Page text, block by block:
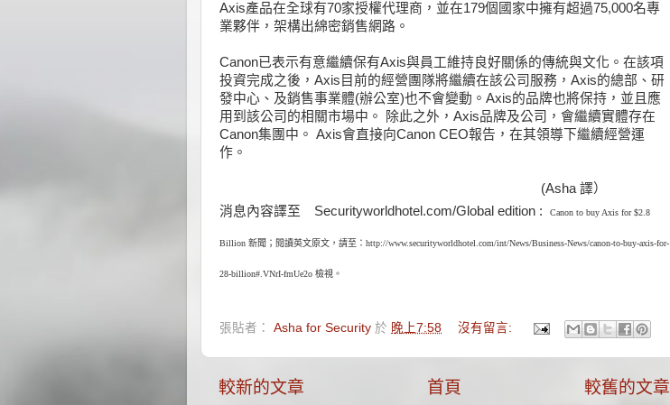
Axis產品在全球有70家授權代理商，並在179個國家中擁有超過75,000名專
業夥伴，架構出綿密銷售網路。
Canon已表示有意繼續保有Axis與員工維持良好關係的傳統與文化。在該項
投資完成之後，Axis目前的經營團隊將繼續在該公司服務，Axis的總部、研
發中心、及銷售事業體(辦公室)也不會變動。Axis的品牌也將保持，並且應
用到該公司的相關市場中。 除此之外，Axis品牌及公司，會繼續實體存在
Canon集團中。 Axis會直接向Canon CEO報告，在其領導下繼續經營運
作。
(Asha 譯）
消息內容譯至 Securityworldhotel.com/Global edition :
Canon to buy Axis for $2.8
Billion 新聞；閱讀英文原文，請至： http://www.securityworldhotel.com/int/News/Business-News/canon-to-buy-axis-for-
28-billion#.VNrI-fmUe2o 檢視。
張貼者： Asha for Security 於 晚上7:58 沒有留言:
較新的文章 較舊的文章
首頁